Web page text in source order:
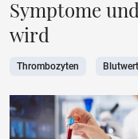
Symptome
wird
Thrombozyten